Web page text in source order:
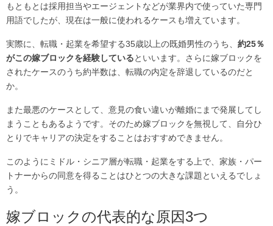
もともとは採用担当やエージェントなどが業界内で使っていた専門
用語でしたが、現在は一般に使われるケースも増えています。
実際に、転職・起業を希望する35歳以上の既婚男性のうち、 約25％
がこの嫁ブロックを経験しているといいます。さらに嫁ブロックを
されたケースのうち約半数は、転職の内定を辞退しているのだと
か。
また最悪のケースとして、意見の食い違いが離婚にまで発展してし
まうこともあるようです。そのため嫁ブロックを無視して、自分ひ
とりでキャリアの決定をすることはおすすめできません。
このようにミドル・シニア層が転職・起業をする上で、家族・パー
トナーからの同意を得ることはひとつの大きな課題といえるでしょ
う。
嫁ブロックの代表的な原因3つ